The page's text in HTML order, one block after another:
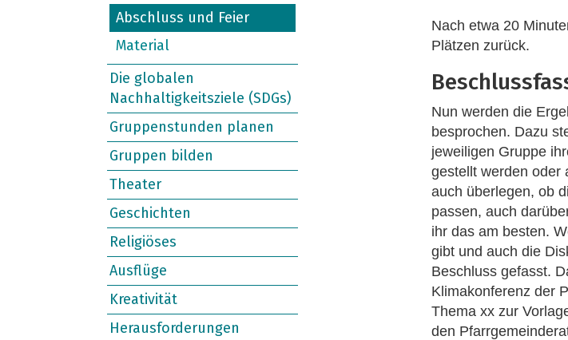
Abschluss und Feier
Material
Die globalen
Nachhaltigkeitsziele (SDGs)
Gruppenstunden planen
Gruppen bilden
Theater
Geschichten
Religiöses
Ausflüge
Kreativität
Herausforderungen
Nach etwa 20
Plätzen zurück.
Nun werden die
besprochen. Dazu
jeweiligen Gruppe
gestellt werden oder
auch überlegen, ob
passen, auch
ihr das am besten.
gibt und auch die
Beschluss gefasst.
Klimakonferenz der
Thema xx zur
den